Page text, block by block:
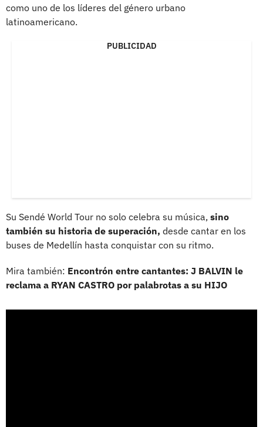
como uno de los líderes del género urbano
latinoamericano.
PUBLICIDAD
Su Sendé World Tour no solo celebra su música, sino
también su historia de superación, desde cantar en los
buses de Medellín hasta conquistar con su ritmo.
Mira también: Encontrón entre cantantes: J BALVIN le
reclama a RYAN CASTRO por palabrotas a su HIJO